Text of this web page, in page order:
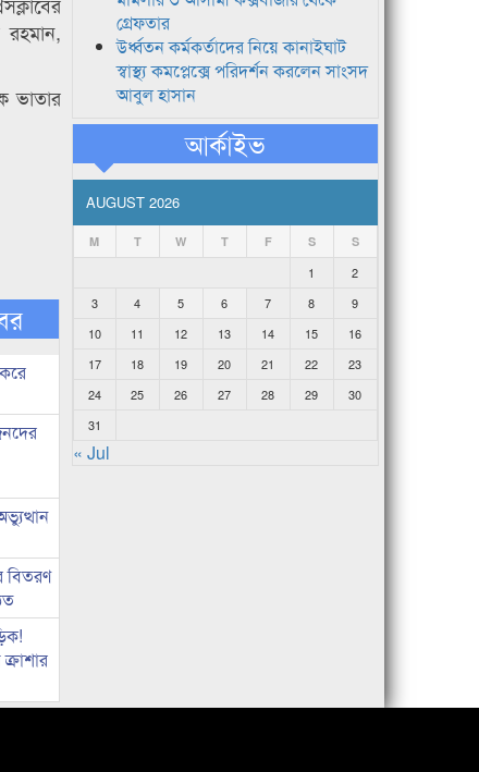
ভাতার
বিতরণ
গ্রেফতার
উর্ধ্বতন কর্মকর্তাদের নিয়ে কানাইঘাট
স্বাস্থ্য কমপ্লেক্সে পরিদর্শন করলেন সাংসদ
আবুল হাসান
আর্কাইভ
AUGUST 2026
M T W T F S S
1
2
3
4 5 6 7 8
9
10
11 12 13 14 15
16
17
18 19 20 21 22
23
24
25 26 27 28 29
30
31
« Jul